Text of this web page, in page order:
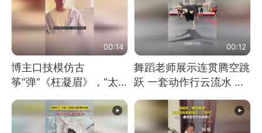
00:14
博主口技模仿古
筝“弹”《枉凝眉》，“太
像了～你是吃古筝长大的
吗？”“或将成为首位考级
不带古筝的选手。”（来
00:12
舞蹈老师展示连贯腾空跳
跃 一套动作行云流水 节
奏感拉满 网友：怎么做
到又舞又武的？